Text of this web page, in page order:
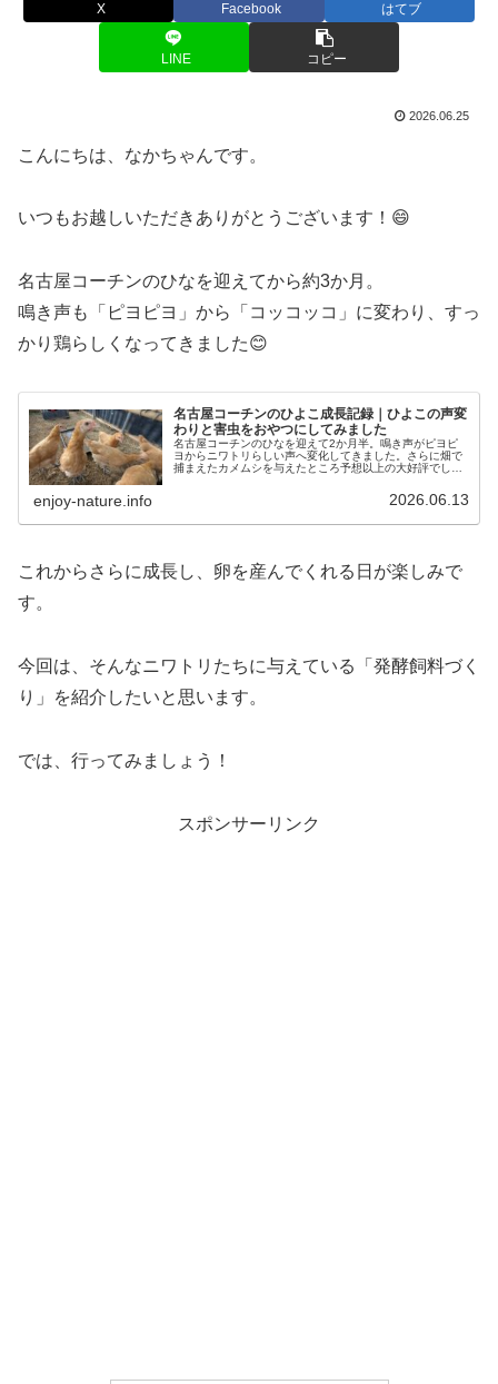
X Facebook はてブ
LINE コピー
2026.06.25
こんにちは、なかちゃんです。
いつもお越しいただきありがとうございます！😄
名古屋コーチンのひなを迎えてから約3か月。
鳴き声も「ピヨピヨ」から「コッコッコ」に変わり、すっ
かり鶏らしくなってきました😊
名古屋コーチンのひよこ成長記録｜ひよこの声変
わりと害虫をおやつにしてみました
名古屋コーチンのひなを迎えて2か月半。鳴き声がピヨピ
ヨからニワトリらしい声へ変化してきました。さらに畑で
捕まえたカメムシを与えたところ予想以上の大好評でし
enjoy-nature.info 2026.06.13
これからさらに成長し、卵を産んでくれる日が楽しみで
す。
今回は、そんなニワトリたちに与えている「発酵飼料づく
り」を紹介したいと思います。
では、行ってみましょう！
スポンサーリンク